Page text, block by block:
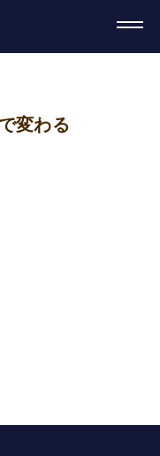
変わる